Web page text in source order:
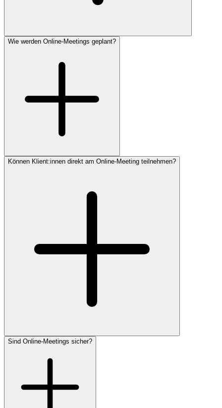
Wie werden Online-Meetings geplant?
Können Klient:innen direkt am Online-Meeting teilnehmen?
Sind Online-Meetings sicher?